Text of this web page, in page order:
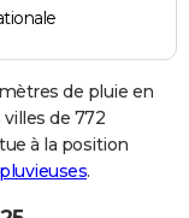
de pluie en
de 772
à la position
.